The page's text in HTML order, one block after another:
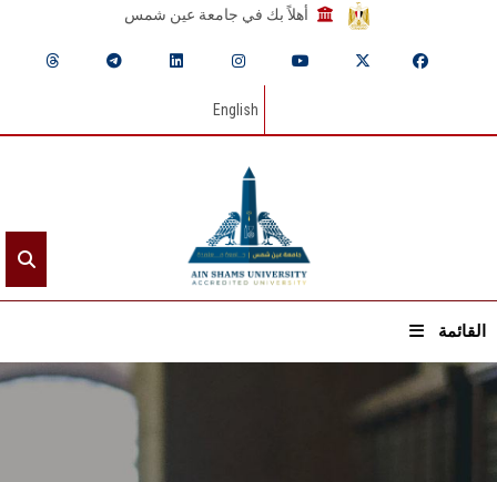
أهلاً بك في جامعة عين شمس
English
القائمة